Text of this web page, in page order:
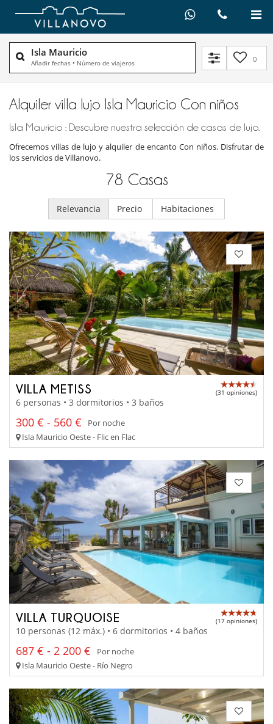
Isla Mauricio
Añadir fechas • Número de viajeros 0
Alquiler villa lujo Isla Mauricio Con niños
Isla Mauricio : Descubre nuestra selección de casas de lujo.
Ofrecemos villas de lujo y alquiler de encanto Con niños. Disfrutar de
los servicios de Villanovo.
78 Casas
Relevancia Precio Habitaciones
VILLA METISS (31 opiniones)
6 personas • 3 dormitorios • 3 baños
300 € - 560 €
Por noche
Isla Mauricio Oeste - Flic en Flac
VILLA TURQUOISE (17 opiniones)
10 personas (12 máx.) • 6 dormitorios • 4 baños
687 € - 2 200 €
Por noche
Isla Mauricio Oeste - Río Negro